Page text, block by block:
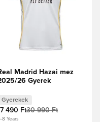
Madrid Hazai mez
26 Gyerek
Gyerekek
490 Ft30 990 Ft
8 Years